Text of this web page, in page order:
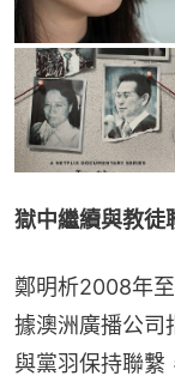
獄中繼續與教徒
鄭明析2008年
據澳洲廣播公司
與黨羽保持聯繫